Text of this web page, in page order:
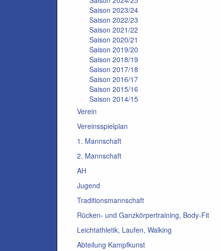
Saison 2023/24
Saison 2022/23
Saison 2021/22
Saison 2020/21
Saison 2019/20
Saison 2018/19
Saison 2017/18
Saison 2016/17
Saison 2015/16
Saison 2014/15
Verein
Vereinsspielplan
1. Mannschaft
2. Mannschaft
AH
Jugend
Traditionsmannschaft
Rücken- und Ganzkörpertraining, Body-Fit
Leichtathletik, Laufen, Walking
Abteilung Kampfkunst